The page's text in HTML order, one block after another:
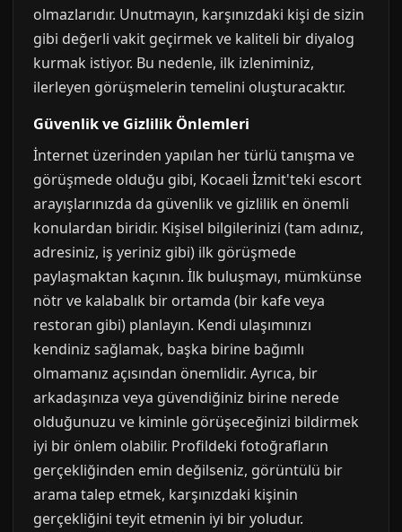
olmazlarıdır. Unutmayın, karşınızdaki kişi de sizin
gibi değerli vakit geçirmek ve kaliteli bir diyalog
kurmak istiyor. Bu nedenle, ilk izleniminiz,
ilerleyen görüşmelerin temelini oluşturacaktır.
Güvenlik ve Gizlilik Önlemleri
İnternet üzerinden yapılan her türlü tanışma ve
görüşmede olduğu gibi, Kocaeli İzmit'teki escort
arayışlarınızda da güvenlik ve gizlilik en önemli
konulardan biridir. Kişisel bilgilerinizi (tam adınız,
adresiniz, iş yeriniz gibi) ilk görüşmede
paylaşmaktan kaçının. İlk buluşmayı, mümkünse
nötr ve kalabalık bir ortamda (bir kafe veya
restoran gibi) planlayın. Kendi ulaşımınızı
kendiniz sağlamak, başka birine bağımlı
olmamanız açısından önemlidir. Ayrıca, bir
arkadaşınıza veya güvendiğiniz birine nerede
olduğunuzu ve kiminle görüşeceğinizi bildirmek
iyi bir önlem olabilir. Profildeki fotoğrafların
gerçekliğinden emin değilseniz, görüntülü bir
arama talep etmek, karşınızdaki kişinin
gerçekliğini teyit etmenin iyi bir yoludur.